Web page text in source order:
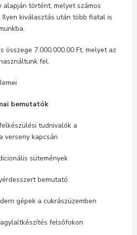
történt, melyet számos
kiválasztás után több fiatal is
összege 7.000.000,00 Ft, melyet az
fel.
bemutatók
tudnivalók a
verseny kapcsán
sütemények
bemutató
gépek a cukrászüzemben
felsőfokon